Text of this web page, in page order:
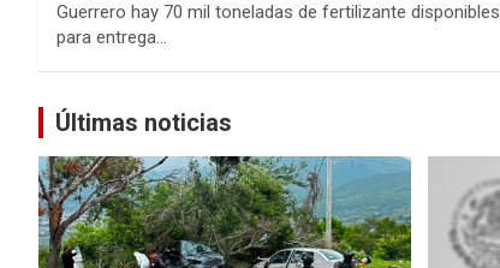
Guerrero hay 70 mil toneladas de fertilizante disponibles
para entrega…
Últimas noticias